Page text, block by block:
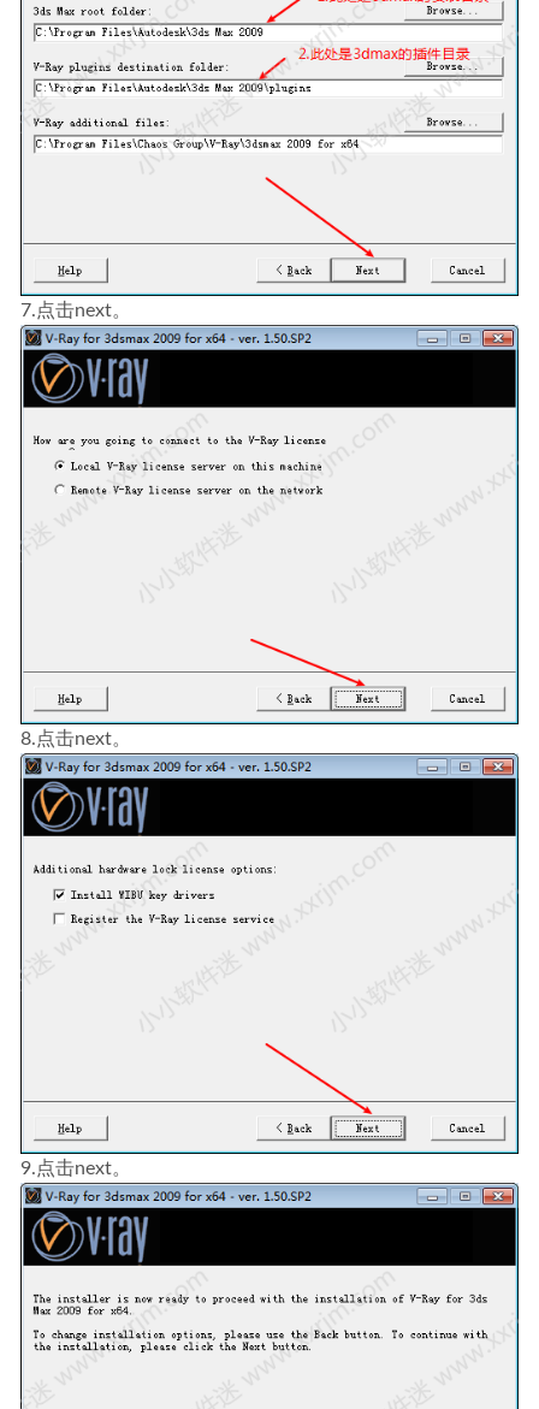
7.点击next。
8.点击next。
9.点击next。